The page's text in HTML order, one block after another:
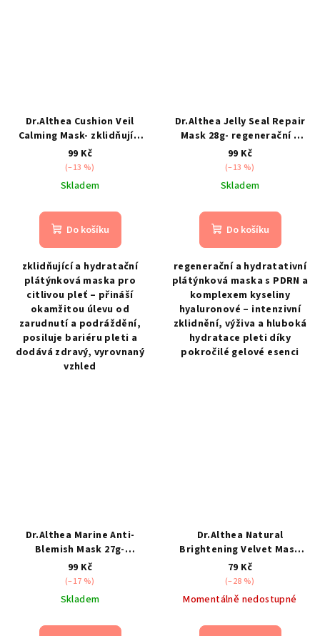
Dr.Althea Cushion Veil
Calming Mask- zklidňující
plátýnková maska s
pupečníkem asijským
99 Kč
(–13 %)
Skladem
Do košíku
zklidňující a hydratační
plátýnková maska pro
citlivou pleť – přináší
okamžitou úlevu od
zarudnutí a podráždění,
posiluje bariéru pleti a
dodává zdravý, vyrovnaný
vzhled
Dr.Althea Jelly Seal Repair
Mask 28g- regenerační a
hydratativní plátýnková
maska
99 Kč
(–13 %)
Skladem
Do košíku
regenerační a hydratativní
plátýnková maska s PDRN a
komplexem kyseliny
hyaluronové – intenzivní
zklidnění, výživa a hluboká
hydratace pleti díky
pokročilé gelové esenci
Dr.Althea Marine Anti-
Blemish Mask 27g-
zklidňující a výživná maska
s mořskými a
fermentovanými extrakty
99 Kč
(–17 %)
Skladem
Dr.Althea Natural
Brightening Velvet Mask
27g- rozjasňující sametová
maska s přírodními
extrakty
79 Kč
(–28 %)
Momentálně nedostupné